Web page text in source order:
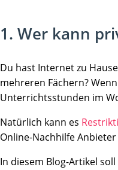
1. Wer kann
Du hast Internet zu
mehreren Fächern?
Unterrichtsstunden im
Natürlich kann es
Online-Nachhilfe
In diesem Blog-Artikel